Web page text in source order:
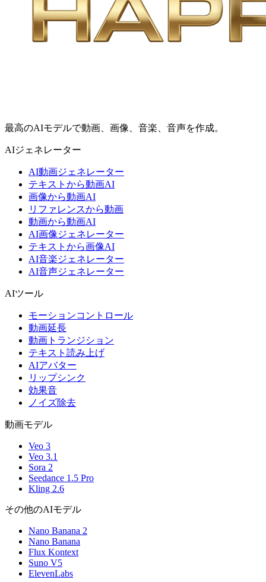
最高のAIモデルで動画、画像、音楽、音声を作成。
AIジェネレーター
AI動画ジェネレーター
テキストから動画AI
画像から動画AI
リファレンスから動画
動画から動画AI
AI画像ジェネレーター
テキストから画像AI
AI音楽ジェネレーター
AI音声ジェネレーター
AIツール
モーションコントロール
動画延長
動画トランジション
テキスト読み上げ
AIアバター
リップシンク
効果音
ノイズ除去
動画モデル
Veo 3
Veo 3.1
Sora 2
Seedance 1.5 Pro
Kling 2.6
その他のAIモデル
Nano Banana 2
Nano Banana
Flux Kontext
Suno V5
ElevenLabs